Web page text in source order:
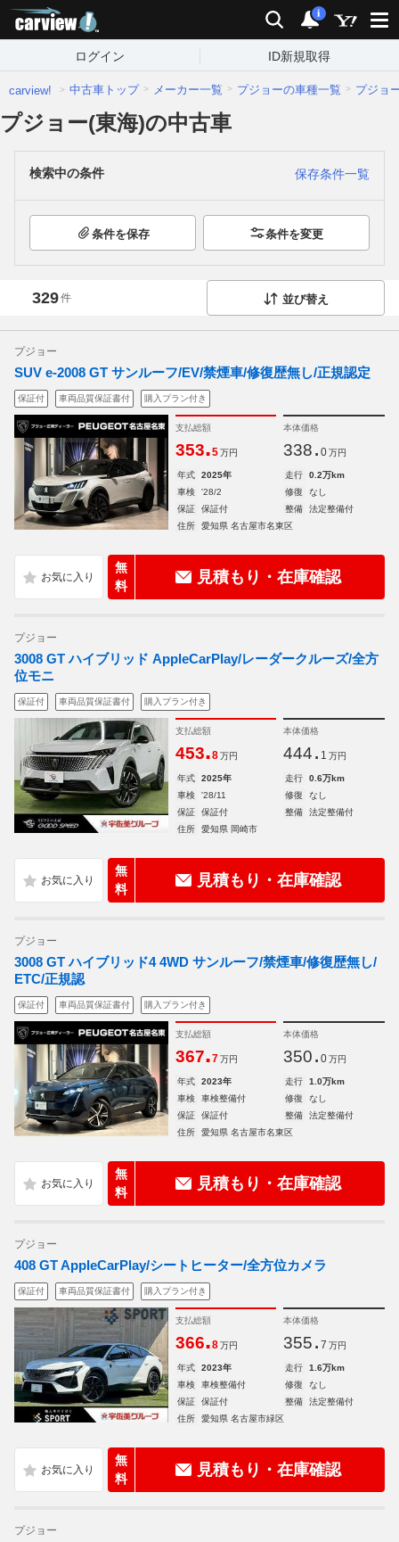
検索 通知
i
ログイン ID新規取得
carview! 中古車トップ メーカー一覧 プジョーの車種一覧 プジョ
プジョー(東海)の中古車
検索中の条件 保存条件一覧
条件を保存 条件を変更
329件 並び替え
プジョー
SUV e-2008 GT サンルーフ/EV/禁煙車/修復歴無し/正規認定
保証付 車両品質保証書付 購入プラン付き
支払総額
353.5 万円
本体価格
338. 0 万円
年式 2025年 走行
0.2万km
車検
'28/2 修復
なし
保証
保証付 整備
法定整備付
住所
愛知県 名古屋市名東区
無
料
見積もり・在庫確認
プジョー
3008 GT ハイブリッド AppleCarPlay/レーダークルーズ/全方
位モニ
保証付 車両品質保証書付 購入プラン付き
支払総額
453.8 万円
本体価格
444. 1 万円
年式 2025年 走行
0.6万km
車検
'28/11 修復
なし
保証
保証付 整備
法定整備付
住所
愛知県 岡崎市
無
料
見積もり・在庫確認
プジョー
3008 GT ハイブリッド4 4WD サンルーフ/禁煙車/修復歴無し/
ETC/正規認
保証付 車両品質保証書付 購入プラン付き
支払総額
367.7 万円
本体価格
350. 0 万円
年式 2023年 走行
1.0万km
車検
車検整備付 修復
なし
保証
保証付 整備
法定整備付
住所
愛知県 名古屋市名東区
無
料
見積もり・在庫確認
プジョー
408 GT AppleCarPlay/シートヒーター/全方位カメラ
保証付 車両品質保証書付 購入プラン付き
支払総額
366.8 万円
本体価格
355. 7 万円
年式 2023年 走行
1.6万km
車検
車検整備付 修復
なし
保証
保証付 整備
法定整備付
住所
愛知県 名古屋市緑区
無
料
見積もり・在庫確認
プジョー